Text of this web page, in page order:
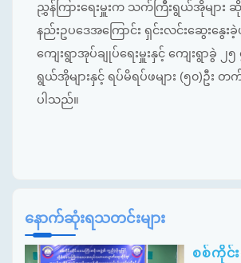
ညွှန်ကြားရေးမှူးက သက်ကြီးရွယ်အိုများ
နည်းဥပဒေအကြောင်း ရှင်းလင်းဆွေးနွေး
ကျေးရွာအုပ်ချုပ်ရေးမှူးနှင့် ကျေးရွာခွဲ ၂
ရွယ်အိုများနှင့် ရပ်မိရပ်ဖများ (၅၀)ဦး
ပါသည်။
နောက်ဆုံးရသတင်းများ
စစ်ကိုင်